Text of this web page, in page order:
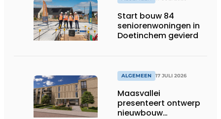
Start bouw 84
seniorenwoningen in
Doetinchem gevierd
ALGEMEEN 17 JULI 2026
Maasvallei
presenteert ontwerp
nieuwbouw